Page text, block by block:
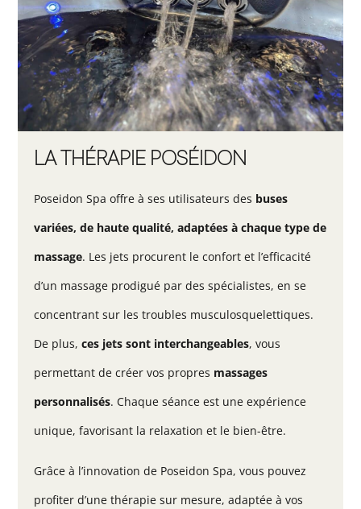
LA THÉRAPIE POSÉIDON
Poseidon Spa offre à ses utilisateurs des buses
variées, de haute qualité, adaptées à chaque type de
massage. Les jets procurent le confort et l’efficacité
d’un massage prodigué par des spécialistes, en se
concentrant sur les troubles musculosquelettiques.
De plus,ces jets sont interchangeables, vous
permettant de créer vos propres massages
personnalisés. Chaque séance est une expérience
unique, favorisant la relaxation et le bien-être.
Grâce à l’innovation de Poseidon Spa, vous pouvez
profiter d’une thérapie sur mesure, adaptée à vos